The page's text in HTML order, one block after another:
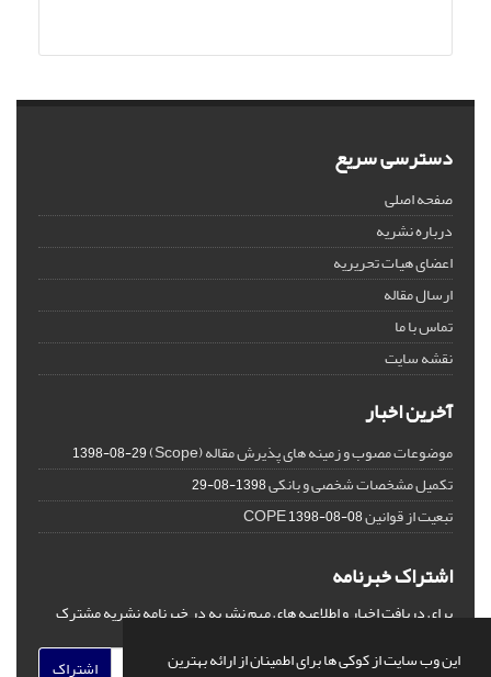
این وب سایت از کوکی ها برای اطمینان از ارائه بهترین
دسترسی سریع
صفحه اصلی
درباره نشریه
اعضای هیات تحریریه
ارسال مقاله
تماس با ما
نقشه سایت
آخرین اخبار
موضوعات مصوب و زمینه های پذیرش مقاله (Scope) 1398-08-29
تکمیل مشخصات شخصی و بانکی1398-08-29
تبعیت از قوانین COPE1398-08-08
اشتراک خبرنامه
برای دریافت اخبار و اطلاعیه های مهم نشریه در خبرنامه نشریه مشترک
اشتراک